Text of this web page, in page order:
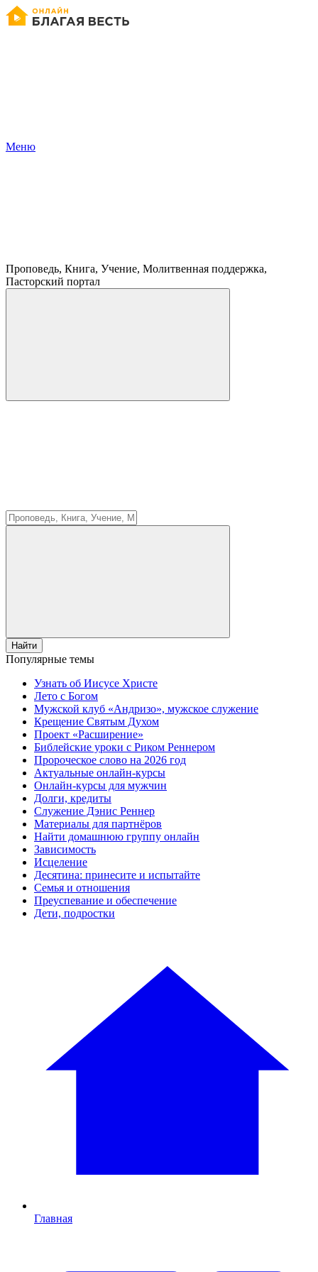
Меню
Проповедь, Книга, Учение, Молитвенная поддержка,
Пасторский портал
Найти
Популярные темы
Узнать об Иисусе Христе
Лето с Богом
Мужской клуб «Андризо», мужское служение
Крещение Святым Духом
Проект «Расширение»
Библейские уроки с Риком Реннером
Пророческое слово на 2026 год
Актуальные онлайн-курсы
Онлайн-курсы для мужчин
Долги, кредиты
Служение Дэнис Реннер
Материалы для партнёров
Найти домашнюю группу онлайн
Зависимость
Исцеление
Десятина: принесите и испытайте
Семья и отношения
Преуспевание и обеспечение
Дети, подростки
Главная